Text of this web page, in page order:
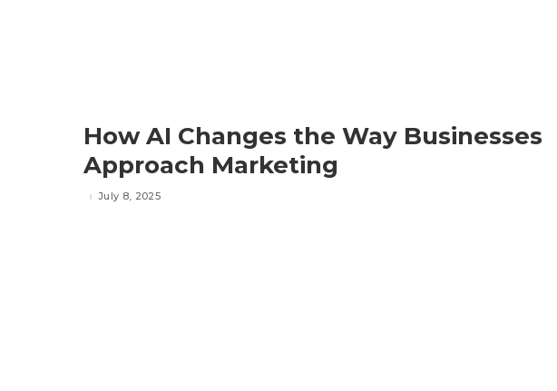
How AI Changes the Way Businesses
Approach Marketing
July 8, 2025